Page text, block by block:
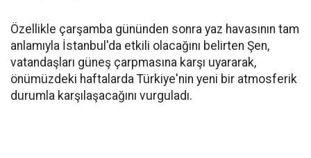
Özellikle çarşamba gününden sonra yaz havasının tam
anlamıyla İstanbul'da etkili olacağını belirten Şen,
vatandaşları güneş çarpmasına karşı uyararak,
önümüzdeki haftalarda Türkiye'nin yeni bir atmosferik
durumla karşılaşacağını vurguladı.